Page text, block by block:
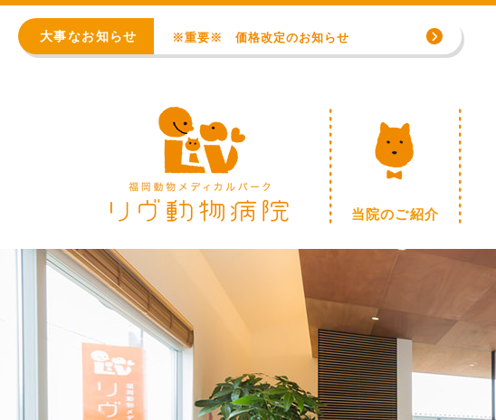
大事なお知らせ ※重要※ 価格改定のお知らせ
8月の臨時休診日【終日：事前連絡での順番制】
WEB予約始まりました！
※重要※ 価格改定のお知らせ
当院のご紹介